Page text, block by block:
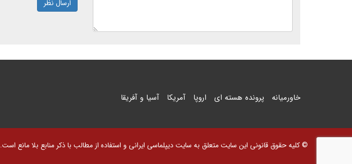
ارسال نظر
خاورمیانه پرونده هسته ای اروپا آمریکا آسیا و آفریقا
© کلیه حقوق قانونی این سایت متعلق به سایت دیپلماسی ایرانی و استفاده از مطالب با ذکر منابع بلا مانع است.